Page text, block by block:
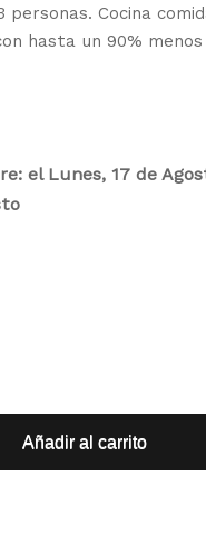
Cocina
hasta un 90% menos
el Lunes, 17 de
Añadir al carrito